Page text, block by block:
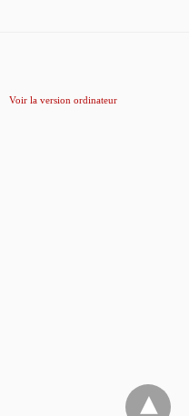
Voir la version ordinateur